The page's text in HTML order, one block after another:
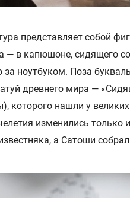
представляет собой
— в капюшоне, сидящего
ноутбуком. Поза
древнего мира —
которого нашли у
изменились
а Сатоши